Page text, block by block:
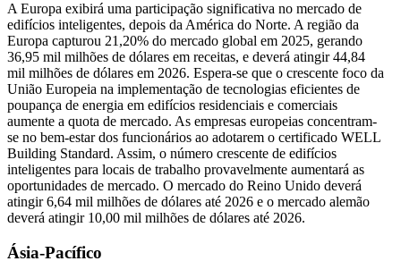
A Europa exibirá uma participação significativa no mercado de
edifícios inteligentes, depois da América do Norte. A região da
Europa capturou 21,20% do mercado global em 2025, gerando
36,95 mil milhões de dólares em receitas, e deverá atingir 44,84
mil milhões de dólares em 2026. Espera-se que o crescente foco da
União Europeia na implementação de tecnologias eficientes de
poupança de energia em edifícios residenciais e comerciais
aumente a quota de mercado. As empresas europeias concentram-
se no bem-estar dos funcionários ao adotarem o certificado WELL
Building Standard. Assim, o número crescente de edifícios
inteligentes para locais de trabalho provavelmente aumentará as
oportunidades de mercado. O mercado do Reino Unido deverá
atingir 6,64 mil milhões de dólares até 2026 e o ​​mercado alemão
deverá atingir 10,00 mil milhões de dólares até 2026.
Ásia-Pacífico